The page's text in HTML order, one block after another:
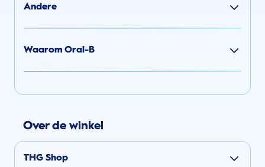
Andere
Waarom Oral-B
Over de winkel
THG Shop